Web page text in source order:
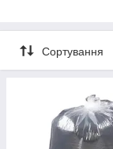
Сортування